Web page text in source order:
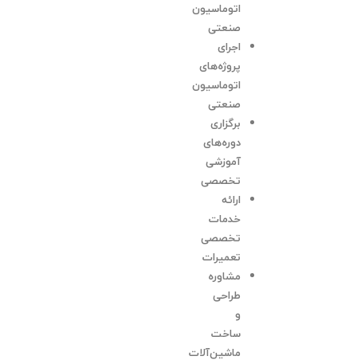
اتوماسیون
صنعتی
اجرای
پروژه‌های
اتوماسیون
صنعتی
برگزاری
دوره‌های
آموزشی
تخصصی
ارائه
خدمات
تخصصی
تعمیرات
مشاوره
طراحی
و
ساخت
ماشین‌آلات